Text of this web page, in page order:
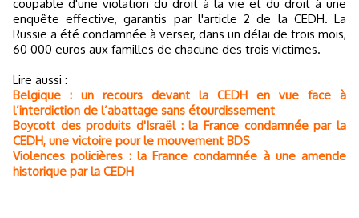
coupable d'une violation du droit à la vie et du droit à une
enquête effective, garantis par l'article 2 de la CEDH. La
Russie a été condamnée à verser, dans un délai de trois mois,
60 000 euros aux familles de chacune des trois victimes.
Lire aussi :
Belgique : un recours devant la CEDH en vue face à
l’interdiction de l’abattage sans étourdissement
Boycott des produits d'Israël : la France condamnée par la
CEDH, une victoire pour le mouvement BDS
Violences policières : la France condamnée à une amende
historique par la CEDH